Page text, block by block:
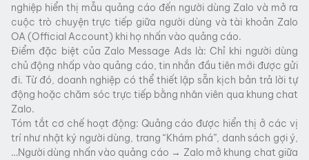
nghiệp hiển thị mẫu quảng cáo đến người dùng Zalo và mở ra
cuộc trò chuyện trực tiếp giữa người dùng và tài khoản Zalo
OA (Official Account) khi họ nhấn vào quảng cáo.
Điểm đặc biệt của Zalo Message Ads là: Chỉ khi người dùng
chủ động nhấp vào quảng cáo, tin nhắn đầu tiên mới được gửi
đi. Từ đó, doanh nghiệp có thể thiết lập sẵn kịch bản trả lời tự
động hoặc chăm sóc trực tiếp bằng nhân viên qua khung chat
Zalo.
Tóm tắt cơ chế hoạt động: Quảng cáo được hiển thị ở các vị
trí như nhật ký người dùng, trang “Khám phá”, danh sách gợi ý,
…Người dùng nhấn vào quảng cáo → Zalo mở khung chat giữa